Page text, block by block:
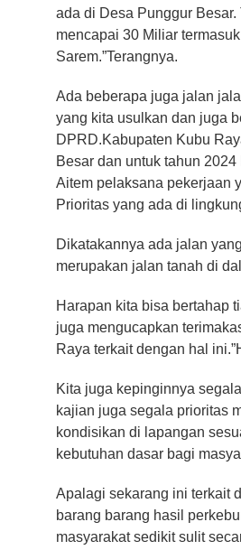
ada di Desa Punggur
mencapai 30 Miliar
Sarem.”Terangnya.
Ada beberapa juga jalan
yang kita usulkan dan juga
DPRD.Kabupaten Kubu
Besar dan untuk tahun
Aitem pelaksana pekerjaan
Prioritas yang ada di
Dikatakannya ada jalan
merupakan jalan tanah di
Harapan kita bisa bertahap
juga mengucapkan
Raya terkait dengan hal
Kita juga kepinginnya
kajian juga segala prioritas
kondisikan di lapangan
kebutuhan dasar bagi
Apalagi sekarang ini terkait
barang barang hasil
masyarakat sedikit sulit